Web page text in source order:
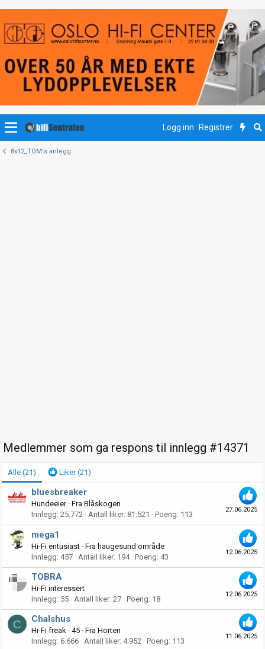
Logg inn Registrer
8x12_TOM's anlegg
Medlemmer som ga respons til innlegg #14371
Alle (21) Liker(21)
27.06.2025
bluesbreaker
Hundeeier · Fra Blåskogen
Innlegg 25.772 Antall liker 81.521 Poeng 113
12.06.2025
mega1
Hi-Fi entusiast · Fra haugesund område
Innlegg 457 Antall liker 194 Poeng 43
12.06.2025
TOBRA
Hi-Fi interessert
Innlegg 55 Antall liker 27 Poeng 18
C
11.06.2025
Chalshus
Hi-Fi freak · 45 · Fra Horten
Innlegg 6.666 Antall liker 4.952 Poeng 113